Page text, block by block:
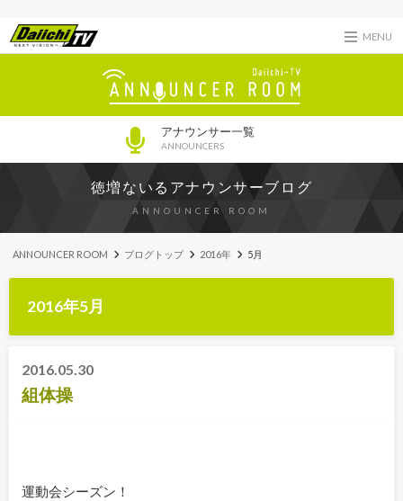
MENU
アナウンサー一覧
ANNOUNCERS
徳増ないるアナウンサーブログ
ANNOUNCER ROOM
ANNOUNCER ROOM ブログトップ 2016年 5月
2016年5月
2016.05.30
組体操
運動会シーズン！